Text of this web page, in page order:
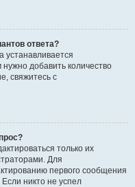
ответа?
устанавливается
добавить количество
свяжитесь с
только их
Для
первого сообщения
никто не успел